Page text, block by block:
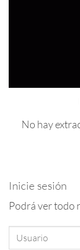
No hay
Inicie sesión
Podrá ver todo